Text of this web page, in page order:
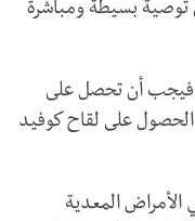
توصية بسيطة ومباشرة
أشهر أو أكثر، فيجب أن تحصل على
الحصول على لقاح كوفيد
الأمراض المعدية